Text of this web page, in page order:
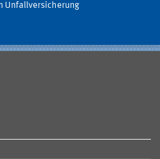
Unfallversicherung